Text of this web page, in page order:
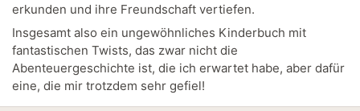
erkunden und ihre Freundschaft vertiefen.
Insgesamt also ein ungewöhnliches Kinderbuch mit
fantastischen Twists, das zwar nicht die
Abenteuergeschichte ist, die ich erwartet habe, aber dafür
eine, die mir trotzdem sehr gefiel!